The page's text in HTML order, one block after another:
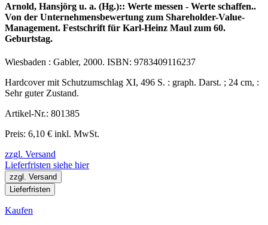
Arnold, Hansjörg u. a. (Hg.):: Werte messen - Werte schaffen..
Von der Unternehmensbewertung zum Shareholder-Value-
Management. Festschrift für Karl-Heinz Maul zum 60.
Geburtstag.
Wiesbaden : Gabler, 2000. ISBN: 9783409116237
Hardcover mit Schutzumschlag XI, 496 S. : graph. Darst. ; 24 cm, :
Sehr guter Zustand.
Artikel-Nr.: 801385
Preis: 6,10 € inkl. MwSt.
zzgl. Versand
Lieferfristen siehe hier
zzgl. Versand
Lieferfristen
Kaufen